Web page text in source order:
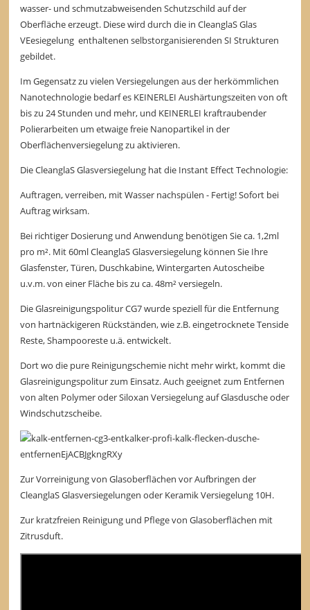
wasser- und schmutzabweisenden Schutzschild auf der
Oberfläche erzeugt. Diese wird durch die in CleanglaS Glas
VEesiegelung enthaltenen selbstorganisierenden SI Strukturen
gebildet.
Im Gegensatz zu vielen Versiegelungen aus der herkömmlichen
Nanotechnologie bedarf es KEINERLEI Aushärtungszeiten von oft
bis zu 24 Stunden und mehr, und KEINERLEI kraftraubender
Polierarbeiten um etwaige freie Nanopartikel in der
Oberflächenversiegelung zu aktivieren.
Die CleanglaS Glasversiegelung hat die Instant Effect Technologie:
Auftragen, verreiben, mit Wasser nachspülen - Fertig! Sofort bei
Auftrag wirksam.
Bei richtiger Dosierung und Anwendung benötigen Sie ca. 1,2ml
pro m². Mit 60ml CleanglaS Glasversiegelung können Sie Ihre
Glasfenster, Türen, Duschkabine, Wintergarten Autoscheibe
u.v.m. von einer Fläche bis zu ca. 48m² versiegeln.
Die Glasreinigungspolitur CG7 wurde speziell für die Entfernung
von hartnäckigeren Rückständen, wie z.B. eingetrocknete Tenside
Reste, Shampooreste u.ä. entwickelt.
Dort wo die pure Reinigungschemie nicht mehr wirkt, kommt die
Glasreinigungspolitur zum Einsatz. Auch geeignet zum Entfernen
von alten Polymer oder Siloxan Versiegelung auf Glasdusche oder
Windschutzscheibe.
Zur Vorreinigung von Glasoberflächen vor Aufbringen der
CleanglaS Glasversiegelungen oder Keramik Versiegelung 10H.
Zur kratzfreien Reinigung und Pflege von Glasoberflächen mit
Zitrusduft.